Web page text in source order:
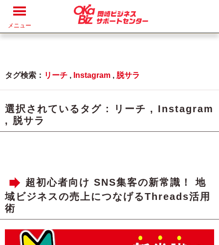
メニュー
タグ検索： リーチ , Instagram , 脱サラ
選択されているタグ : リーチ , Instagram
, 脱サラ
超初心者向け SNS集客の新常識！ 地
域ビジネスの売上につなげるThreads活用
術